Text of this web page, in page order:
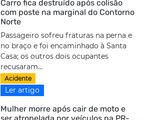
Carro fica destruído após colisão
com poste na marginal do Contorno
Norte
Passageiro sofreu fraturas na perna e
no braço e foi encaminhado à Santa
Casa; os outros dois ocupantes
recusaram...
Acidente
Ler artigo
Mulher morre após cair de moto e